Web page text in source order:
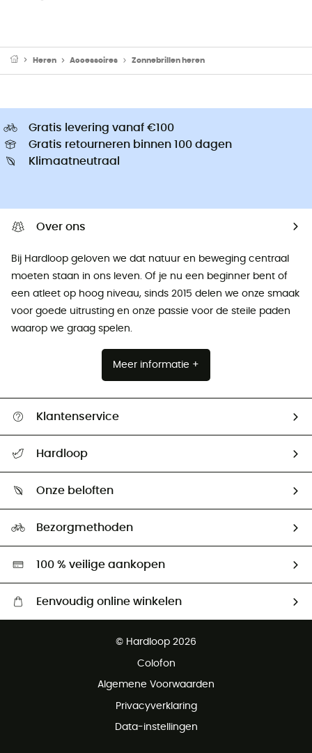
Heren Accessoires Zonnebrillen heren
Gratis levering vanaf €100
Gratis retourneren binnen 100 dagen
Klimaatneutraal
Over ons
Bij Hardloop geloven we dat natuur en beweging centraal
moeten staan ​​in ons leven. Of je nu een beginner bent of
een atleet op hoog niveau, sinds 2015 delen we onze smaak
voor goede uitrusting en onze passie voor de steile paden
waarop we graag spelen.
Meer informatie +
Klantenservice
Retourzendingen & Terugbetalingen
Hardloop
Ambassadeurs
Onze beloften
Hardgreen
Bezorgmethoden
100 % veilige aankopen
Eenvoudig online winkelen
Gratis retourneren binnen 100 dagen
© Hardloop 2026
Colofon
Algemene Voorwaarden
Privacyverklaring
Data-instellingen